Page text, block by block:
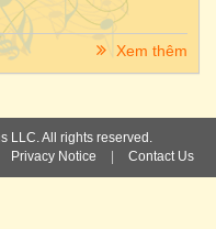
Xem thêm
LLC. All rights reserved.
Privacy Notice Contact Us